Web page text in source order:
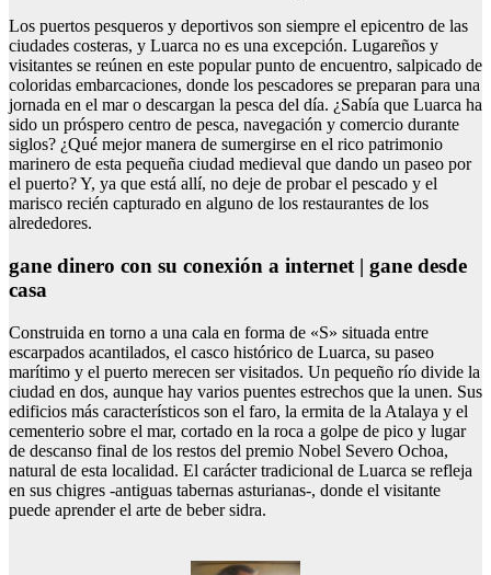
Los puertos pesqueros y deportivos son siempre el epicentro de las
ciudades costeras, y Luarca no es una excepción. Lugareños y
visitantes se reúnen en este popular punto de encuentro, salpicado de
coloridas embarcaciones, donde los pescadores se preparan para una
jornada en el mar o descargan la pesca del día. ¿Sabía que Luarca ha
sido un próspero centro de pesca, navegación y comercio durante
siglos? ¿Qué mejor manera de sumergirse en el rico patrimonio
marinero de esta pequeña ciudad medieval que dando un paseo por
el puerto? Y, ya que está allí, no deje de probar el pescado y el
marisco recién capturado en alguno de los restaurantes de los
alrededores.
gane dinero con su conexión a internet | gane desde
casa
Construida en torno a una cala en forma de «S» situada entre
escarpados acantilados, el casco histórico de Luarca, su paseo
marítimo y el puerto merecen ser visitados. Un pequeño río divide la
ciudad en dos, aunque hay varios puentes estrechos que la unen. Sus
edificios más característicos son el faro, la ermita de la Atalaya y el
cementerio sobre el mar, cortado en la roca a golpe de pico y lugar
de descanso final de los restos del premio Nobel Severo Ochoa,
natural de esta localidad. El carácter tradicional de Luarca se refleja
en sus chigres -antiguas tabernas asturianas-, donde el visitante
puede aprender el arte de beber sidra.